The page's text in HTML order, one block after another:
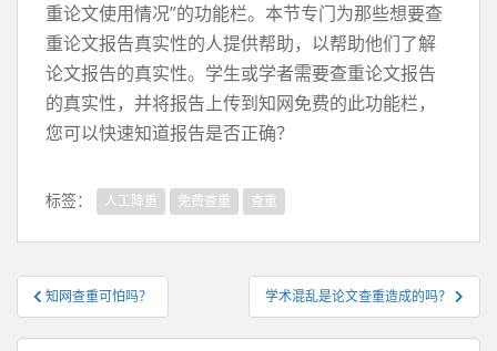
重论文使用情况”的功能栏。本节专门为那些想要查
重论文报告真实性的人提供帮助，以帮助他们了解
论文报告的真实性。学生或学者需要查重论文报告
的真实性，并将报告上传到知网免费的此功能栏，
您可以快速知道报告是否正确？
标签： 人工降重 免费查重 查重
文
章
知网查重可怕吗？ 学术混乱是论文查重造成的吗？